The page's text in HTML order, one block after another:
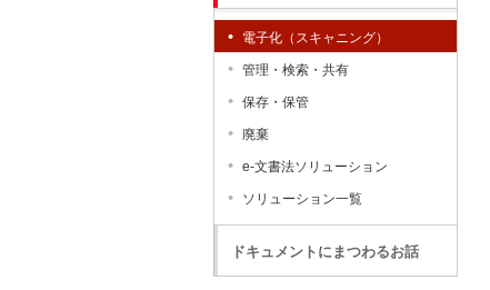
電子化（スキャニング）
管理・検索・共有
保存・保管
廃棄
e-文書法ソリューション
ソリューション一覧
ドキュメントにまつわるお話